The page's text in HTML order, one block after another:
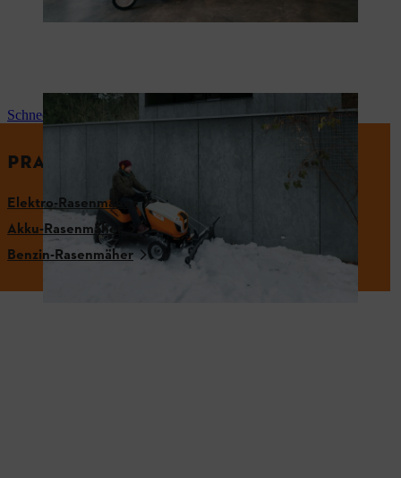
Schneeschild für Rasentraktor
PRAKTISCHES ZUBEHÖR
Elektro-Rasenmäher
Akku-Rasenmäher
Benzin-Rasenmäher